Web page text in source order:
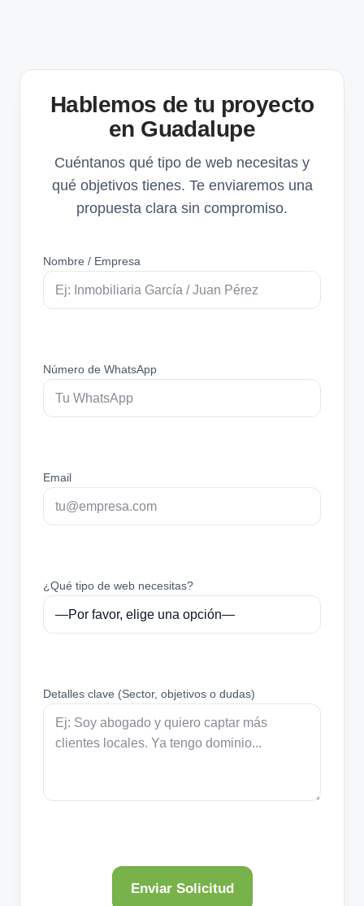
Hablemos de tu proyecto
en Guadalupe
Cuéntanos qué tipo de web necesitas y
qué objetivos tienes. Te enviaremos una
propuesta clara sin compromiso.
Nombre / Empresa
Número de WhatsApp
Email
¿Qué tipo de web necesitas?
Detalles clave (Sector, objetivos o dudas)